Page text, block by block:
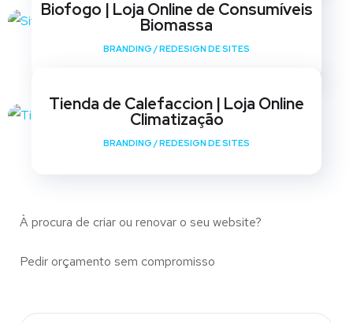
Biofogo | Loja Online de Consumíveis
Biomassa
BRANDING /REDESIGN DE SITES
Tienda de Calefaccion | Loja Online
Climatização
BRANDING /REDESIGN DE SITES
À procura de criar ou renovar o seu website?
Pedir orçamento sem compromisso